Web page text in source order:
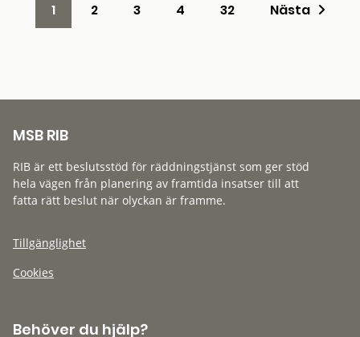
1 2 3 4 32 Nästa
MSB RIB
RIB är ett beslutsstöd för räddningstjänst som ger stöd
hela vägen från planering av framtida insatser till att
fatta rätt beslut när olyckan är framme.
Tillgänglighet
Cookies
Behöver du hjälp?